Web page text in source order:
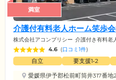
満室
介護付有料老人ホーム笑歩
株式会社アコンプリシー 介護付き有料老
4.6 (口コミ1件)
自立 要支援1•2
愛媛県伊予郡松前町筒井317番地